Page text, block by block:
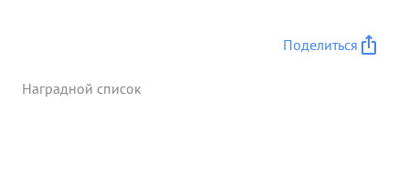
Поделиться
Наградной список